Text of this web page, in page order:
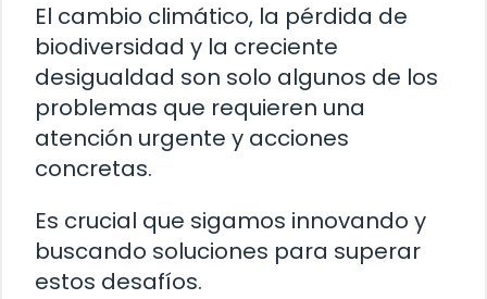
El cambio climático, la pérdida de
biodiversidad y la creciente
desigualdad son solo algunos de los
problemas que requieren una
atención urgente y acciones
concretas.
Es crucial que sigamos innovando y
buscando soluciones para superar
estos desafíos.